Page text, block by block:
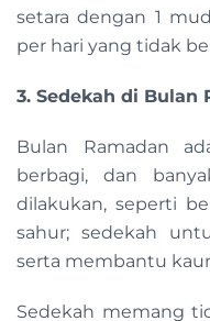
setara dengan 1
per hari yang tidak
3. Sedekah di Bulan
Bulan Ramadan
berbagi, dan
dilakukan, seperti
sahur; sedekah
serta membantu
Sedekah memang